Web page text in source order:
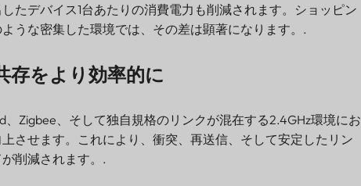
たデバイス1台あたりの消費電力も削減されます。ショッピン
うな密集した環境では、その差は顕著になります。.
存をより効率的に
Zigbee、そして独自規格のリンクが混在する2.4GHz環境にお
させます。これにより、衝突、再送信、そして安定したリン
削減されます。.